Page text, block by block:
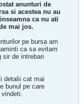
anunturi de
si acestea nu au
ca nu ati
mai jos.
pe bursa am
ca sa evitam
sir de intrebari
detalii cat mai
bunul pe care